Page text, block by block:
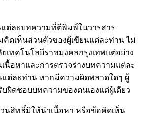
ต่ละบทความที่ตีพิมพ์ในวารสาร
คิดเห็นส่วนตัวของผู้เขียนแต่ละท่าน ไม่
เทคโนโลยีราชมงคลกรุงเทพแต่อย่าง
นื้อหาและการตรวจร่างบทความแต่ละ
แต่ละท่าน หากมีความผิดพลาดใดๆ ผู้
ผิดชอบบทความของตนเองแต่ผู้เดียว
นสิทธิ์มิให้นำเนื้อหา หรือข้อคิดเห็น